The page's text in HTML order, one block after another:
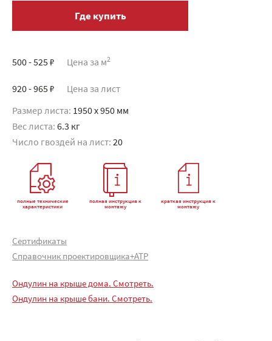
Где купить
500 - 525 ₽ Цена за м2
920 - 965 ₽ Цена за лист
Размер листа: 1950 x 950 мм
Вес листа: 6.3 кг
Число гвоздей на лист: 20
полные технические
характеристики
полная инструкция к
монтажу
краткая инструкция к
монтажу
Сертификаты
Справочник проектировщика+АТР
Ондулин на крыше дома. Смотреть.
Ондулин на крыше бани. Смотреть.